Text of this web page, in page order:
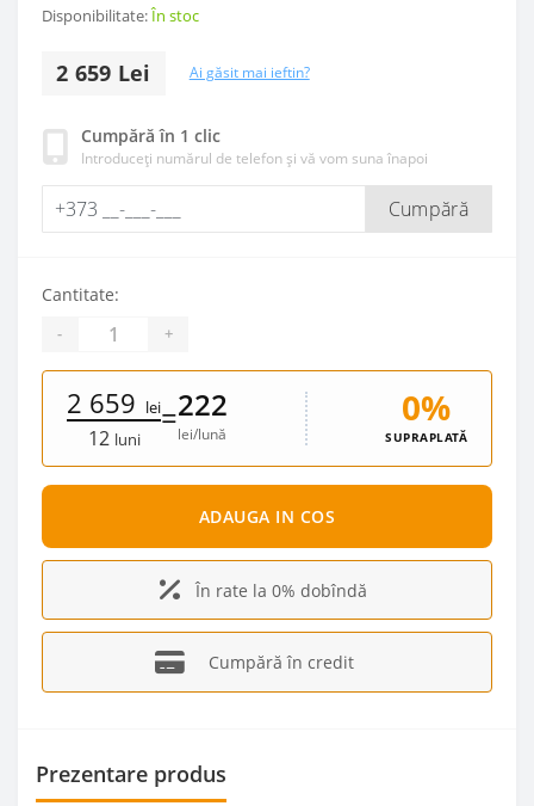
Disponibilitate:În stoc
2 659 Lei Ai găsit mai ieftin?
Cumpără în 1 clic
Introduceți numărul de telefon și vă vom suna înapoi
Cumpără
Cantitate:
- +
2 659 lei
12 luni
=222
lei/lună
0%
SUPRAPLATĂ
ADAUGA IN COS
În rate la 0% dobîndă
Cumpără în credit
Prezentare produs